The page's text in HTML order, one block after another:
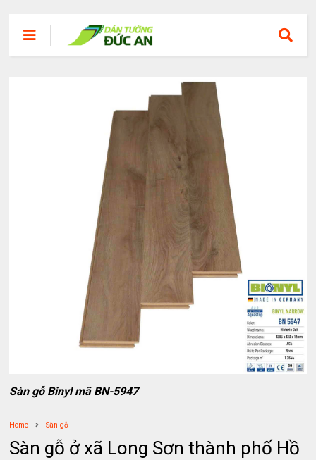
Sàn gỗ Binyl mã BN-5947
Home Sàn-gỗ
Sàn gỗ ở xã Long Sơn thành phố Hồ